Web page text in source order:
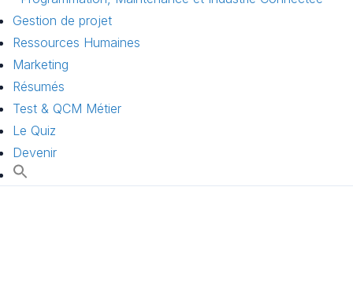
Gestion de projet
Ressources Humaines
Marketing
Résumés
Test & QCM Métier
Le Quiz
Devenir